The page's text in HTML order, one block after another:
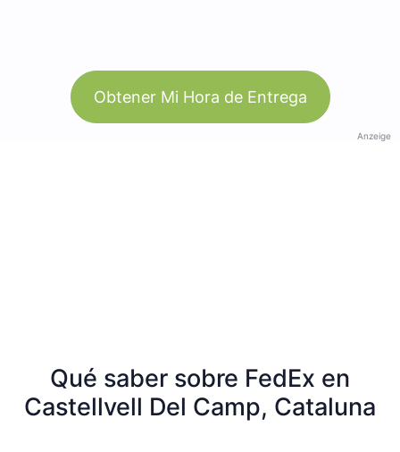
Obtener Mi Hora de Entrega
Anzeige
Qué saber sobre FedEx en
Castellvell Del Camp, Cataluna